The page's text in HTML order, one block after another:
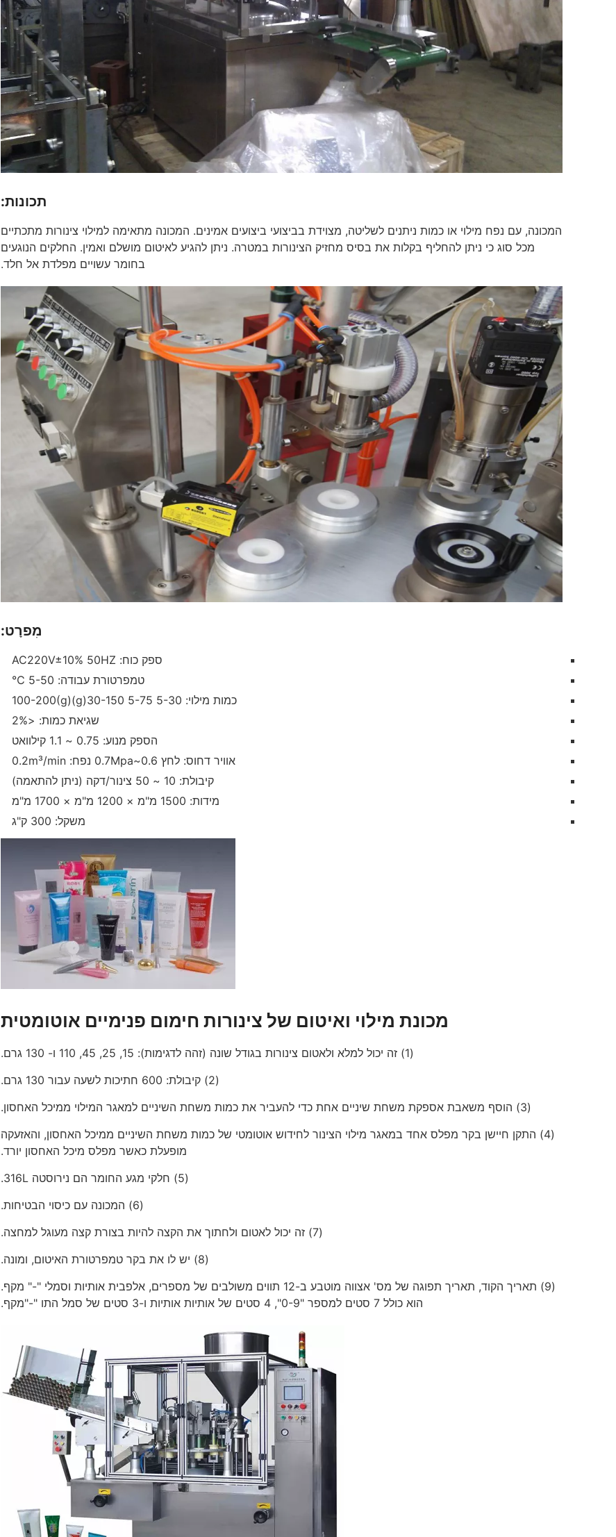
תכונות:
המכונה, עם נפח מילוי או כמות ניתנים לשליטה, מצוידת בביצועי ביצועים אמינים. המכונה מתאימה למילוי צינורות מתכתיים
מכל סוג כי ניתן להחליף בקלות את בסיס מחזיק הצינורות במטרה. ניתן להגיע לאיטום מושלם ואמין. החלקים הנוגעים
בחומר עשויים מפלדת אל חלד.
מִפרָט:
ספק כוח: AC220V±10% 50HZ
טמפרטורת עבודה: 5-50 ℃
כמות מילוי: 5-30 5-75 30-150(g)100-200(g)
שגיאת כמות: <2%
הספק מנוע: 0.75 ~ 1.1 קילוואט
אוויר דחוס: לחץ 0.6~0.7Mpa נפח: 0.2m³/min
קיבולת: 10 ~ 50 צינור/דקה (ניתן להתאמה)
מידות: 1500 מ"מ × 1200 מ"מ × 1700 מ"מ
משקל: 300 ק"ג
מכונת מילוי ואיטום של צינורות חימום פנימיים אוטומטית
(1) זה יכול למלא ולאטום צינורות בגודל שונה (זהה לדגימות): 15, 25, 45, 110 ו- 130 גרם.
(2) קיבולת: 600 חתיכות לשעה עבור 130 גרם.
(3) הוסף משאבת אספקת משחת שיניים אחת כדי להעביר את כמות משחת השיניים למאגר המילוי ממיכל האחסון.
(4) התקן חיישן בקר מפלס אחד במאגר מילוי הצינור לחידוש אוטומטי של כמות משחת השיניים ממיכל האחסון, והאזעקה
מופעלת כאשר מפלס מיכל האחסון יורד.
(5) חלקי מגע החומר הם נירוסטה 316L.
(6) המכונה עם כיסוי הבטיחות.
(7) זה יכול לאטום ולחתוך את הקצה להיות בצורת קצה מעוגל למחצה.
(8) יש לו את בקר טמפרטורת האיטום, ומונה.
(9) תאריך הקוד, תאריך תפוגה של מס' אצווה מוטבע ב-12 תווים משולבים של מספרים, אלפבית אותיות וסמלי "-" מקף.
הוא כולל 7 סטים למספר "0-9", 4 סטים של אותיות אותיות ו-3 סטים של סמל התו "-"מקף.